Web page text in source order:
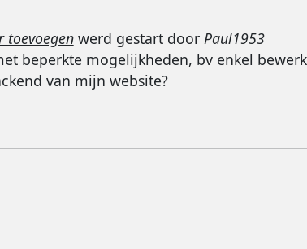
toevoegenwerd gestart door Paul1953
beperkte mogelijkheden, bv enkel
van mijn website?